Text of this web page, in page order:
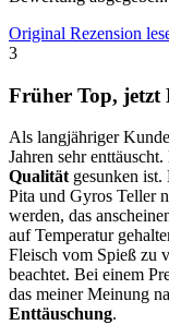
Original Rezension
3
Früher Top, jetzt
Als langjähriger
Jahren sehr
Qualität gesunken
Pita und Gyros Teller
werden, das
auf Temperatur
Fleisch vom Spieß zu
beachtet. Bei einem
das meiner Meinung
Enttäuschung.